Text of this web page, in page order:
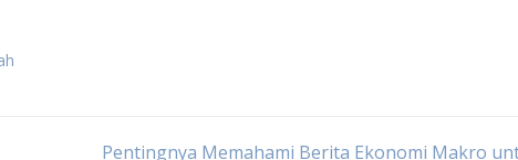
Pentingnya Memahami Berita Ekonomi Makro